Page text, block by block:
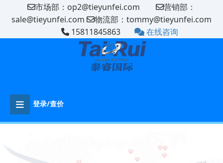
市场部：op2@tieyunfei.com
营销部：
sale@tieyunfei.com
物流部：tommy@tieyunfei.com
15811845863
在线咨询
登录/查价